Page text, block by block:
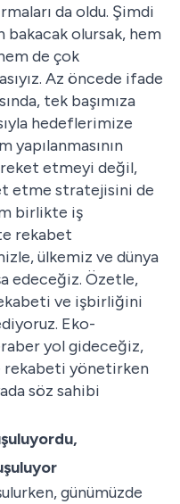
da oldu. Şimdi
olursak, hem
de çok
Az öncede ifade
tek başımıza
hedeflerimize
yapılanmasının
etmeyi değil,
etme stratejisini de
birlikte iş
rekabet
ülkemiz ve dünya
edeceğiz. Özetle,
ve işbirliğini
Eko-
yol gideceğiz,
rekabeti yönetirken
söz sahibi
günümüzde